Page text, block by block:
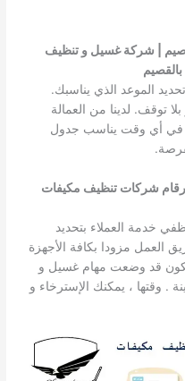
| شركة غسيل و تنظيف
الموعد الذي يناسبك.
توقف. لدينا من العمالة
في أي وقت يناسب جدول
شركات تنظيف مكيفات
خدمة العملاء بتحديد
العمل مزودا بكافة الأجهزة
تكون قد وضعت مهام غسيل و
. وقتها ، يمكنك الإسترخاء و